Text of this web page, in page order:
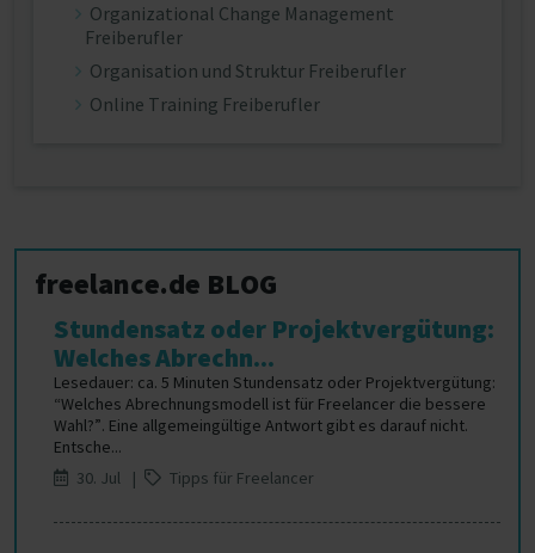
Organizational Change Management
Freiberufler
Organisation und Struktur Freiberufler
Online Training Freiberufler
freelance.de BLOG
Stundensatz oder Projektvergütung:
Welches Abrechn...
Lesedauer: ca. 5 Minuten Stundensatz oder Projektvergütung:
“Welches Abrechnungsmodell ist für Freelancer die bessere
Wahl?”. Eine allgemeingültige Antwort gibt es darauf nicht.
Entsche...
30. Jul |
Tipps für Freelancer